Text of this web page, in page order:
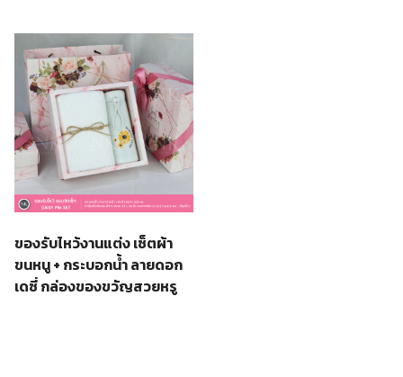
ของรับไหว้งานแต่ง เซ็ตผ้า
ขนหนู + กระบอกน้ำ ลายดอก
เดซี่ กล่องของขวัญสวยหรู